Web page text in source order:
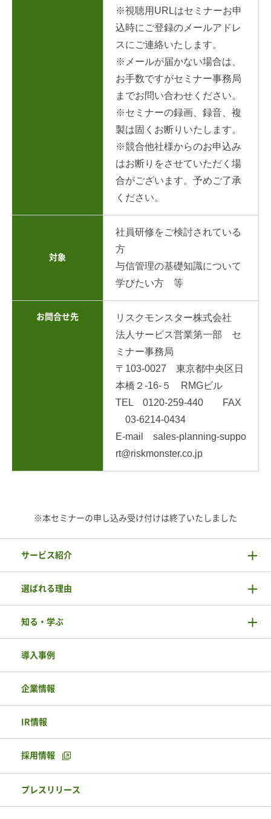
※視聴用URLはセミナーお申
込時にご登録のメールアドレ
スにご連絡いたします。
※メールが届かない場合は、
お手数ですがセミナー事務局
までお問い合わせください。
※セミナーの録画、録音、複
製は固くお断りいたします。
※競合他社様からのお申込み
はお断りをさせていただく場
合がございます。予めご了承
ください。
対象
社員研修をご検討されている
方
与信管理の基礎知識について
学びたい方 等
お問合せ先
リスクモンスター株式会社
法人サービス営業第一部 セ
ミナー事務局
〒103-0027 東京都中央区日
本橋２-16-５ RMGビル
TEL 0120-259-440 FAX
03-6214-0434
E-mail sales-planning-suppo
rt@riskmonster.co.jp
※本セミナーの申し込み受け付けは終了いたしました
サービス紹介
選ばれる理由
知る・学ぶ
導入事例
企業情報
IR情報
採用情報
プレスリリース